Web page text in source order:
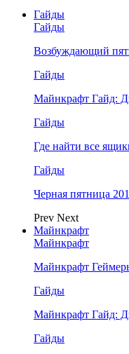
Гайды
Гайды
Возбуждающий
Гайды
Майнкрафт Гайд:
Гайды
Где найти все
Гайды
Черная пятница
Prev Next
Майнкрафт
Майнкрафт
Майнкрафт
Гайды
Майнкрафт Гайд:
Гайды